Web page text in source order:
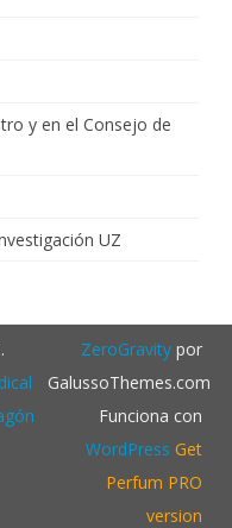
y en el Consejo de
UZ
ZeroGravitypor
GalussoThemes.com
Funciona con
WordPress Get
Perfum PRO
version